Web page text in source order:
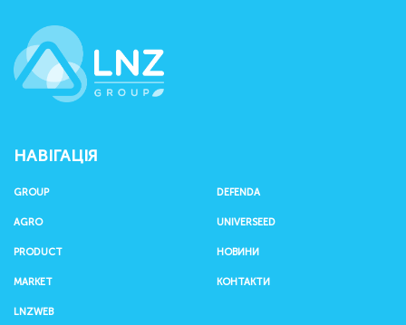
НАВІГАЦІЯ
GROUP
AGRO
PRODUCT
MARKET
DEFENDA
UNIVERSEED
НОВИНИ
КОНТАКТИ
LNZWEB